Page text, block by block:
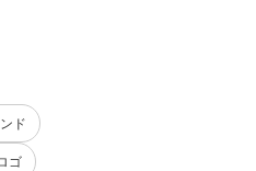
ド
ゴ